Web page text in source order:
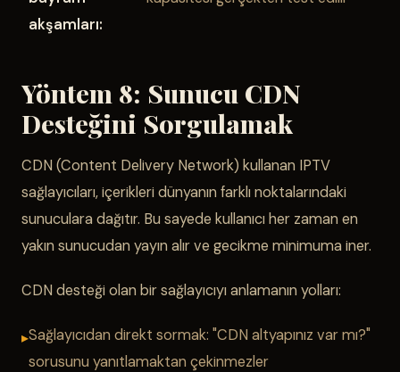
akşamları:
Yöntem 8: Sunucu CDN
Desteğini Sorgulamak
CDN (Content Delivery Network) kullanan IPTV
sağlayıcıları, içerikleri dünyanın farklı noktalarındaki
sunuculara dağıtır. Bu sayede kullanıcı her zaman en
yakın sunucudan yayın alır ve gecikme minimuma iner.
CDN desteği olan bir sağlayıcıyı anlamanın yolları:
Sağlayıcıdan direkt sormak: "CDN altyapınız var mı?"
sorusunu yanıtlamaktan çekinmezler